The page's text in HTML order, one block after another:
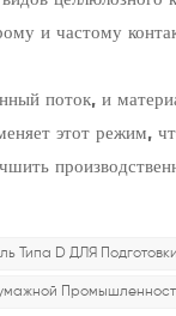
и частому
поток, и
этот режим,
Типа D ДЛЯ